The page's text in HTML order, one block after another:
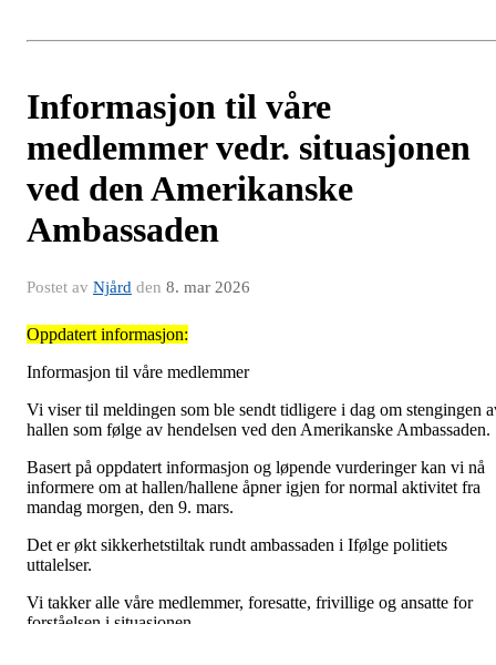
Informasjon til våre
medlemmer vedr. situasjonen
ved den Amerikanske
Ambassaden
Postet av Njård den 8. mar 2026
Oppdatert informasjon:
Informasjon til våre medlemmer
Vi viser til meldingen som ble sendt tidligere i dag om stengingen
hallen som følge av hendelsen ved den Amerikanske Ambassaden.
Basert på oppdatert informasjon og løpende vurderinger kan vi nå
informere om at hallen/hallene åpner igjen for normal aktivitet fra
mandag morgen, den 9. mars.
Det er økt sikkerhetstiltak rundt ambassaden i Ifølge politiets
uttalelser.
Vi takker alle våre medlemmer, foresatte, frivillige og ansatte for
forståelsen i situasjonen.